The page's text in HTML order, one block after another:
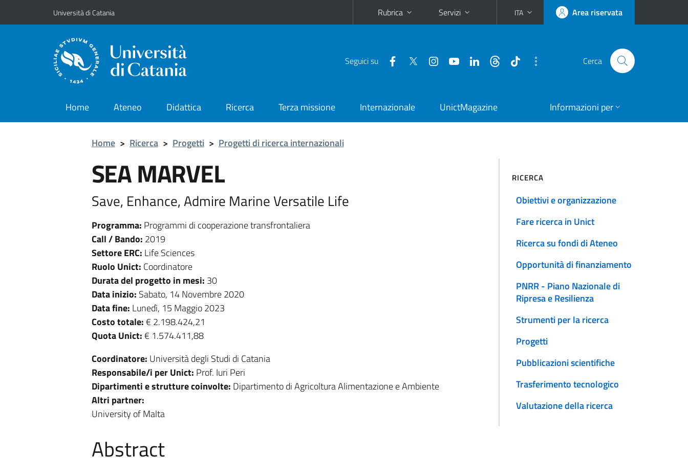
Vai al contenuto principale
Vai al menu di navigazione
Università di Catania Rubrica Servizi ITA Area riservata
Seguici su Cerca
Home Ateneo Didattica Ricerca Terza missione Internazionale UnictMagazine Informazioni per
Home > Ricerca > Progetti > Progetti di ricerca internazionali
SEA MARVEL
Save, Enhance, Admire Marine Versatile Life
Programma: Programmi di cooperazione transfrontaliera
Call / Bando: 2019
Settore ERC: Life Sciences
Ruolo Unict: Coordinatore
Durata del progetto in mesi: 30
Data inizio: Sabato, 14 Novembre 2020
Data fine: Lunedì, 15 Maggio 2023
Costo totale:€ 2.198.424,21
Quota Unict:€ 1.574.411,88
Coordinatore: Università degli Studi di Catania
Responsabile/i per Unict: Prof. Iuri Peri
Dipartimenti e strutture coinvolte: Dipartimento di Agricoltura Alimentazione e Ambiente
Altri partner:
University of Malta
Abstract
RICERCA
Obiettivi e organizzazione
Fare ricerca in Unict
Ricerca su fondi di Ateneo
Opportunità di finanziamento
PNRR - Piano Nazionale di
Ripresa e Resilienza
Strumenti per la ricerca
Progetti
Pubblicazioni scientifiche
Trasferimento tecnologico
Valutazione della ricerca